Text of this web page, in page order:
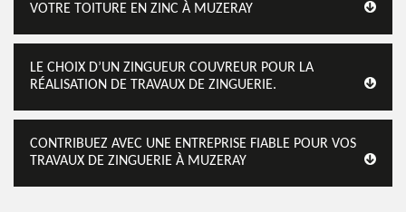
VOTRE TOITURE EN ZINC À MUZERAY
LE CHOIX D’UN ZINGUEUR COUVREUR POUR LA
RÉALISATION DE TRAVAUX DE ZINGUERIE.
CONTRIBUEZ AVEC UNE ENTREPRISE FIABLE POUR VOS
TRAVAUX DE ZINGUERIE À MUZERAY